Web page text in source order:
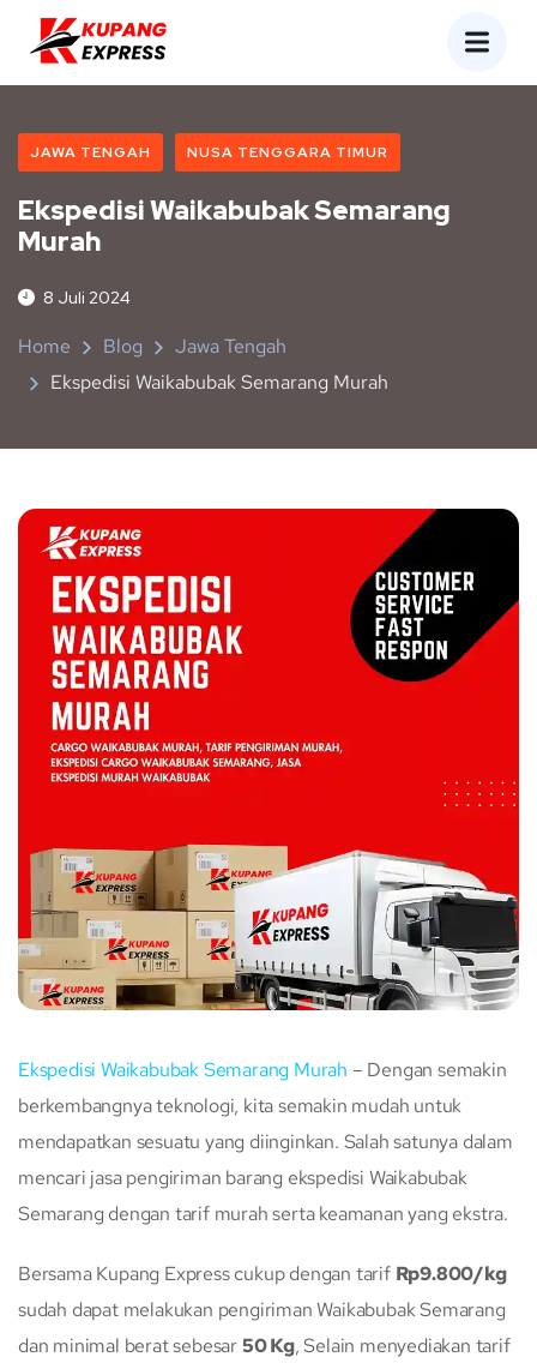
JAWA TENGAH NUSA TENGGARA TIMUR
Ekspedisi Waikabubak Semarang
Murah
8 Juli 2024
Home Blog
Jawa Tengah
Ekspedisi Waikabubak Semarang Murah
Ekspedisi Waikabubak Semarang Murah – Dengan semakin
berkembangnya teknologi, kita semakin mudah untuk
mendapatkan sesuatu yang diinginkan. Salah satunya dalam
mencari jasa pengiriman barang ekspedisi Waikabubak
Semarang dengan tarif murah serta keamanan yang ekstra.
Bersama Kupang Express cukup dengan tarif Rp9.800/kg
sudah dapat melakukan pengiriman Waikabubak Semarang
dan minimal berat sebesar50 Kg, Selain menyediakan tarif